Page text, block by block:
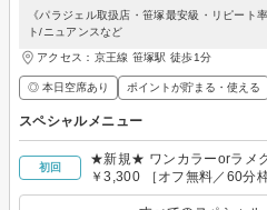
《パラジェル取扱店・笹塚最安級・リピート
ト/ニュアンスなど
アクセス：京王線 笹塚駅 徒歩1分
◎ 本日空席あり ポイントが貯まる・使える
スペシャルメニュー
初回
★新規★ ワンカラーorラメ
￥3,300 ［オフ無料／60分枠